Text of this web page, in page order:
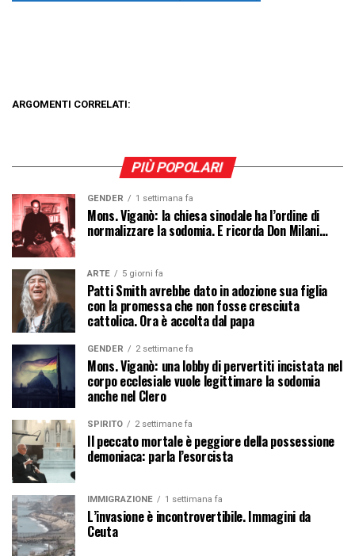
ARGOMENTI CORRELATI:
PIÙ POPOLARI
GENDER 1 settimana fa
Mons. Viganò: la chiesa sinodale ha l’ordine di
normalizzare la sodomia. E ricorda Don Milani…
ARTE 5 giorni fa
Patti Smith avrebbe dato in adozione sua figlia
con la promessa che non fosse cresciuta
cattolica. Ora è accolta dal papa
GENDER 2 settimane fa
Mons. Viganò: una lobby di pervertiti incistata nel
corpo ecclesiale vuole legittimare la sodomia
anche nel Clero
SPIRITO 2 settimane fa
Il peccato mortale è peggiore della possessione
demoniaca: parla l’esorcista
IMMIGRAZIONE 1 settimana fa
L’invasione è incontrovertibile. Immagini da
Ceuta